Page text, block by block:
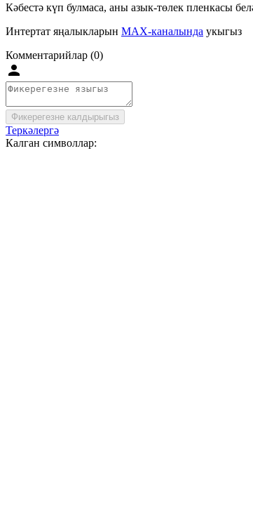
Кәбестә күп булмаса, аны азык-төлек пленкасы
Интертат яңалыкларын MAX-каналында укыгыз
Комментарийлар (0)
Фикерегезне калдырыгыз
Теркәлергә
Калган символлар: